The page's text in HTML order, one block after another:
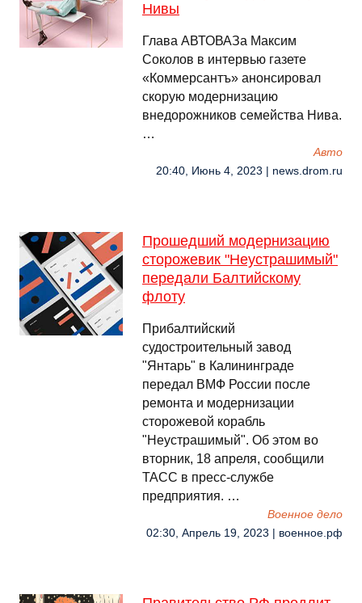
Нивы
Глава АВТОВАЗа Максим
Соколов в интервью газете
«Коммерсантъ» анонсировал
скорую модернизацию
внедорожников семейства Нива.
…
Авто
20:40, Июнь 4, 2023 | news.drom.ru
Прошедший модернизацию
сторожевик "Неустрашимый"
передали Балтийскому
флоту
Прибалтийский
судостроительный завод
"Янтарь" в Калининграде
передал ВМФ России после
ремонта и модернизации
сторожевой корабль
"Неустрашимый". Об этом во
вторник, 18 апреля, сообщили
ТАСС в пресс-службе
предприятия. …
Военное дело
02:30, Апрель 19, 2023 | военное.рф